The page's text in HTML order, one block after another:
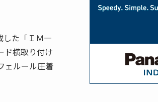
した「ＩＭ―
ド横取り付け
ェルール圧着